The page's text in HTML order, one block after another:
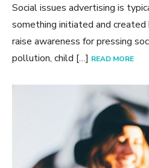
Social issues advertising is
something initiated and
raise awareness for pressing
pollution, child […] READ MORE